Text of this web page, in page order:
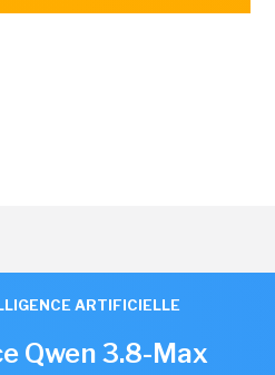
ARTIFICIELLE
Qwen 3.8-Max